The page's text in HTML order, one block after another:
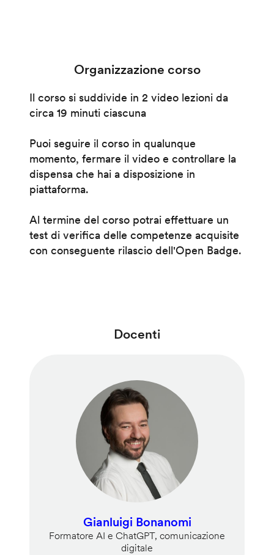
Organizzazione corso
Il corso si suddivide in 2 video lezioni da
circa 19 minuti ciascuna
Puoi seguire il corso in qualunque
momento, fermare il video e controllare la
dispensa che hai a disposizione in
piattaforma.
Al termine del corso potrai effettuare un
test di verifica delle competenze acquisite
con conseguente rilascio dell'Open Badge.
Docenti
Gianluigi Bonanomi
Formatore AI e ChatGPT, comunicazione
digitale